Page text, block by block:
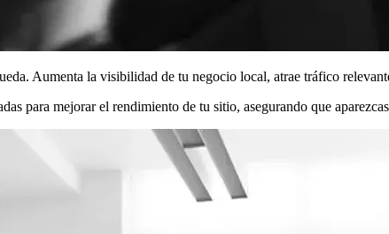
Aumenta la visibilidad de tu negocio local, atrae tráfico
para mejorar el rendimiento de tu sitio, asegurando que